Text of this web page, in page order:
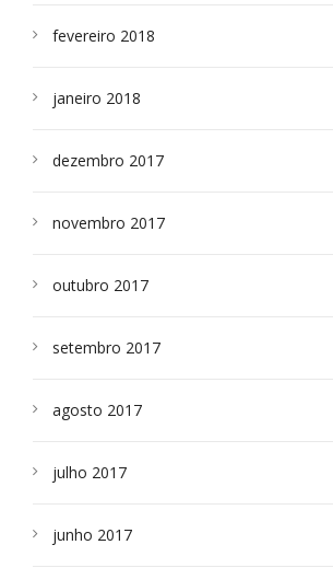
fevereiro 2018
janeiro 2018
dezembro 2017
novembro 2017
outubro 2017
setembro 2017
agosto 2017
julho 2017
junho 2017